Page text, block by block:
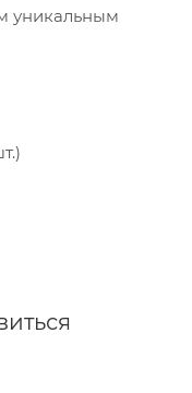
уникальным